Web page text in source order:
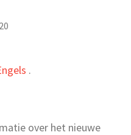
.
over het nieuwe